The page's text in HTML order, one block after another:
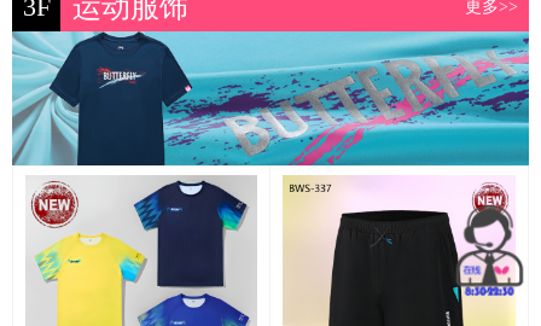
3F 运动服饰 更多>>